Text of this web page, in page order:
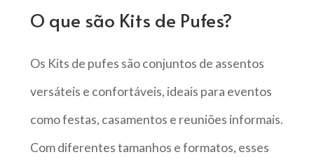
O que são Kits de Pufes?
Os Kits de pufes são conjuntos de assentos
versáteis e confortáveis, ideais para eventos
como festas, casamentos e reuniões informais.
Com diferentes tamanhos e formatos, esses